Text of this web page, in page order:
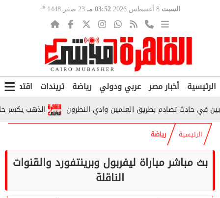
السبت 8 أغسطس 2026 03:52 مـ 23 صفر 1448 هـ
الرئيسية أخبار مصر عربي ودولي رياضة تريندات اقتصاد
الذهب يكسر حاجز الـ6000 جنيه.. هل بدأت موجة صعود جديدة في مصر؟
الرئيسية رياضة
بث مباشر مباراة ليفربول وبرينتفورد والقنوات
الناقلة